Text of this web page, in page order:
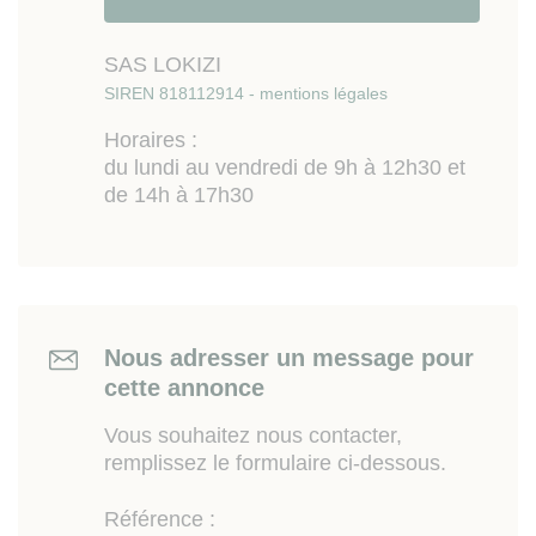
SAS LOKIZI
SIREN 818112914 - mentions légales
Horaires :
du lundi au vendredi de 9h à 12h30 et
de 14h à 17h30
Nous adresser un message pour
cette annonce
Vous souhaitez nous contacter,
remplissez le formulaire ci-dessous.
Référence :